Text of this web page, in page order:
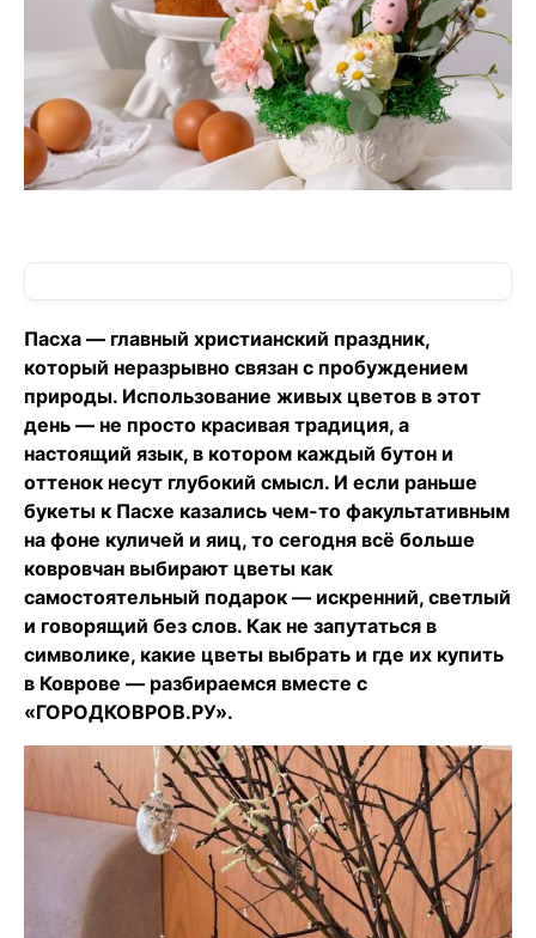
Пасха — главный христианский праздник,
который неразрывно связан с пробуждением
природы. Использование живых цветов в этот
день — не просто красивая традиция, а
настоящий язык, в котором каждый бутон и
оттенок несут глубокий смысл. И если раньше
букеты к Пасхе казались чем-то факультативным
на фоне куличей и яиц, то сегодня всё больше
ковровчан выбирают цветы как
самостоятельный подарок — искренний, светлый
и говорящий без слов. Как не запутаться в
символике, какие цветы выбрать и где их купить
в Коврове — разбираемся вместе с
«ГОРОДКОВРОВ.РУ».